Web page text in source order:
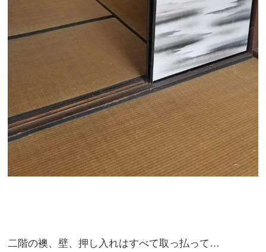
二階の襖、壁、押し入れはすべて取っ払って…